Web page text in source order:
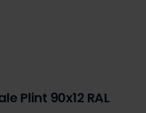
Plint 90x12 RAL